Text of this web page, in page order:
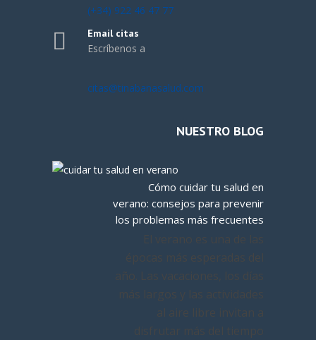
(+34) 922 46 47 77
Email citas
Escríbenos a
citas@tinabanasalud.com
NUESTRO BLOG
Cómo cuidar tu salud en
verano: consejos para prevenir
los problemas más frecuentes
El verano es una de las
épocas más esperadas del
año. Las vacaciones, los días
más largos y las actividades
al aire libre invitan a
disfrutar más del tiempo